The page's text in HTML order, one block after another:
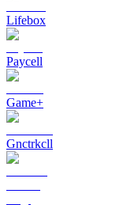
Lifebox
Paycell
Game+
Gnctrkcll